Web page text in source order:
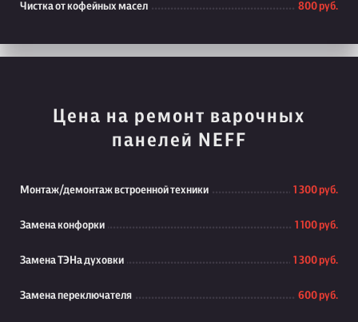
Чистка от кофейных масел 800 руб.
Цена на ремонт варочных
панелей NEFF
Монтаж/демонтаж встроенной техники 1 300 руб.
Замена конфорки 1 100 руб.
Замена ТЭНа духовки 1 300 руб.
Замена переключателя 600 руб.